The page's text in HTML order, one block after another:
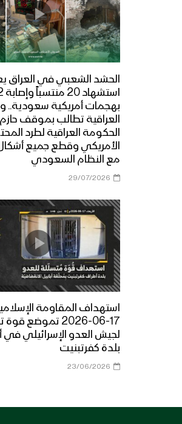
الحشد الشعبي في العراق
بهجمات أمريكية سعودية..
العراقية تطالب بموقف
الحكومة العراقية لطرد
الأمريكي وقطع جميع
مع النظام السعودي
29/07/2026
استهداف المقاومة
17-06-2026 تموضع
لجيش العدو الإسرائيلي في
بلدة كفرتبنيت
23/06/2026